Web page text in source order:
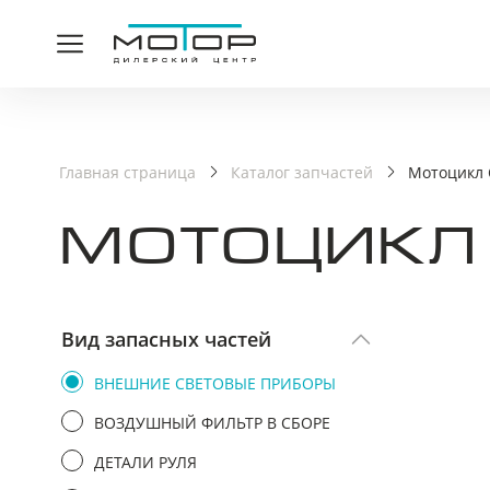
Главная страница Каталог запчастей Мотоцикл
МОТОЦИКЛ
Вид запасных частей
ВНЕШНИЕ СВЕТОВЫЕ ПРИБОРЫ
ВОЗДУШНЫЙ ФИЛЬТР В СБОРЕ
ДЕТАЛИ РУЛЯ
Ваша заявка